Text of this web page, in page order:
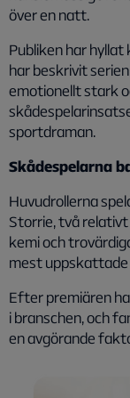
över en natt.
Publiken har
har beskrivit
emotionellt stark
sportdraman.
Skådespelarna
Huvudrollerna
Storrie, två
kemi och
mest uppskattade
Efter premiären
i branschen, och
en avgörande